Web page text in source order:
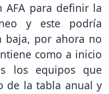
para definir la
y este podría
baja, por ahora no
como a inicio
los equipos que
de la tabla anual y